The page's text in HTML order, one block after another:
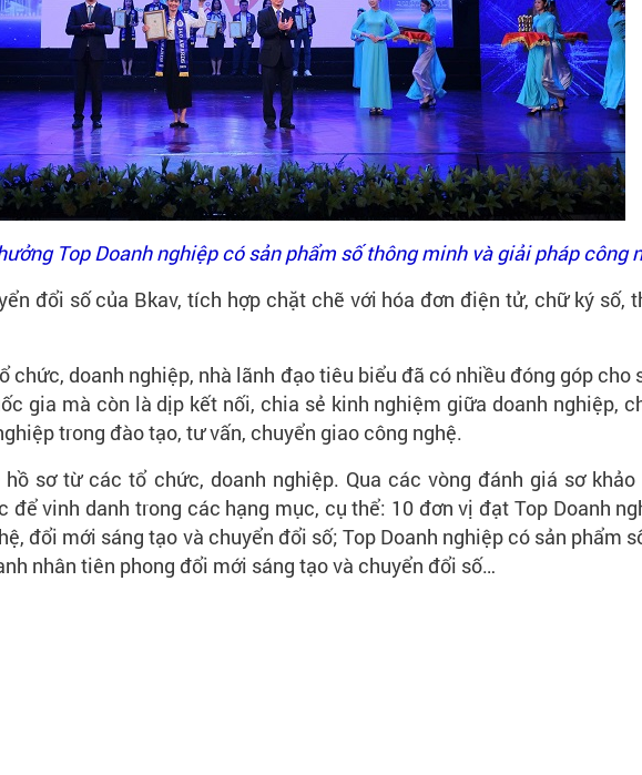
Top Doanh nghiệp có sản phẩm số thông minh và giải pháp công
đổi số của Bkav, tích hợp chặt chẽ với hóa đơn điện tử, chữ ký số,
doanh nghiệp, nhà lãnh đạo tiêu biểu đã có nhiều đóng góp cho
gia mà còn là dịp kết nối, chia sẻ kinh nghiệm giữa doanh nghiệp,
trong đào tạo, tư vấn, chuyển giao công nghệ.
sơ từ các tổ chức, doanh nghiệp. Qua các vòng đánh giá sơ
vinh danh trong các hạng mục, cụ thể: 10 đơn vị đạt Top Doanh
đổi mới sáng tạo và chuyển đổi số; Top Doanh nghiệp có sản phẩm
nhân tiên phong đổi mới sáng tạo và chuyển đổi số…